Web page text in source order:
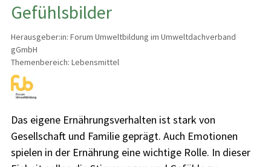
Gefühlsbilder
Herausgeber:in: Forum Umweltbildung im Umweltdachverband
gGmbH
Themenbereich: Lebensmittel
Das eigene Ernährungsverhalten ist stark von
Gesellschaft und Familie geprägt. Auch Emotionen
spielen in der Ernährung eine wichtige Rolle. In dieser